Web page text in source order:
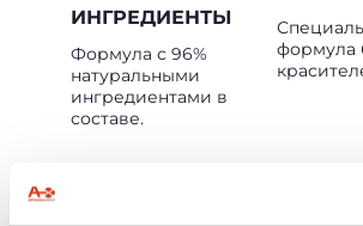
ИНГРЕДИЕНТЫ
Формула с 96%
натуральными
ингредиентами в
составе.
формула